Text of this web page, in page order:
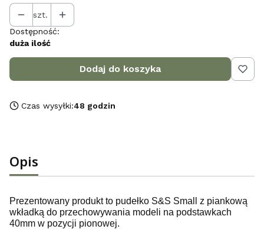
szt.
Dostępność:
duża ilość
Dodaj do koszyka
Czas wysyłki:48 godzin
Opis
Prezentowany produkt to pudełko S&S Small z piankową
wkładką do przechowywania modeli na podstawkach
40mm w pozycji pionowej.